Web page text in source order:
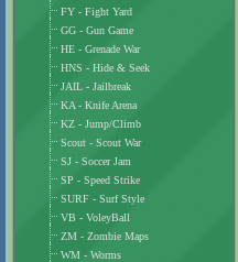
FY - Fight Yard
GG - Gun Game
HE - Grenade War
HNS - Hide & Seek
JAIL - Jailbreak
KA - Knife Arena
KZ - Jump/Climb
Scout - Scout War
SJ - Soccer Jam
SP - Speed Strike
SURF - Surf Style
VB - VoleyBall
ZM - Zombie Maps
WM - Worms